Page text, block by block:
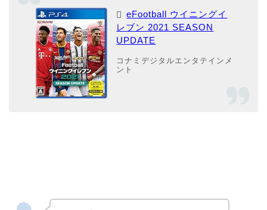
eFootball ウイニングイ
レブン 2021 SEASON
UPDATE
コナミデジタルエンタテインメ
ント